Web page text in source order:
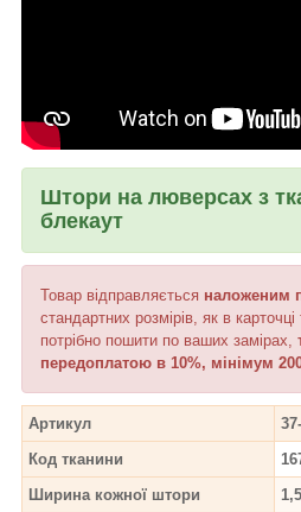
Штори на люверсах з
блекаут
Товар відправляється наложеним
стандартних розмірів, як в
потрібно пошити по ваших замірах,
передоплатою в 10%, мінімум
Артикул
Код тканини
Ширина кожної штори